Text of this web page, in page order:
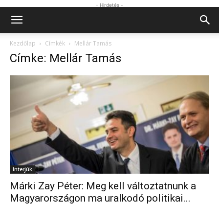
- Hirdetés -
Kezdőlap Címkék Mellár Tamás
Címke: Mellár Tamás
Interjúk
Márki Zay Péter: Meg kell változtatnunk a
Magyarországon ma uralkodó politikai...